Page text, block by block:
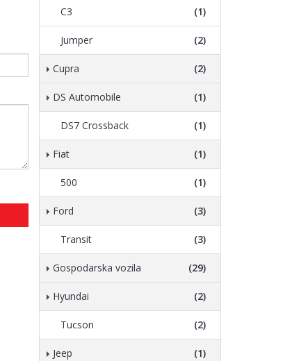
C3 (1)
Jumper (2)
Cupra (2)
DS Automobile (1)
DS7 Crossback (1)
Fiat (1)
500 (1)
Ford (3)
Transit (3)
Gospodarska vozila (29)
Hyundai (2)
Tucson (2)
Jeep (1)